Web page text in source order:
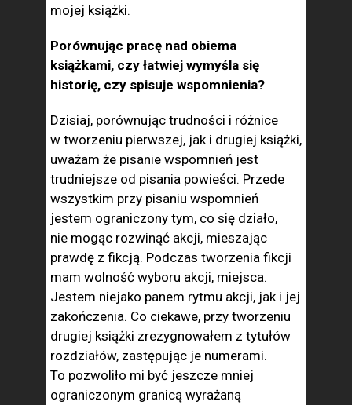
mojej książki.
Porównując pracę nad obiema
książkami, czy łatwiej wymyśla się
historię, czy spisuje wspomnienia?
Dzisiaj, porównując trudności i różnice
w tworzeniu pierwszej, jak i drugiej książki,
uważam że pisanie wspomnień jest
trudniejsze od pisania powieści. Przede
wszystkim przy pisaniu wspomnień
jestem ograniczony tym, co się działo,
nie mogąc rozwinąć akcji, mieszając
prawdę z fikcją. Podczas tworzenia fikcji
mam wolność wyboru akcji, miejsca.
Jestem niejako panem rytmu akcji, jak i jej
zakończenia. Co ciekawe, przy tworzeniu
drugiej książki zrezygnowałem z tytułów
rozdziałów, zastępując je numerami.
To pozwoliło mi być jeszcze mniej
ograniczonym granicą wyrażaną